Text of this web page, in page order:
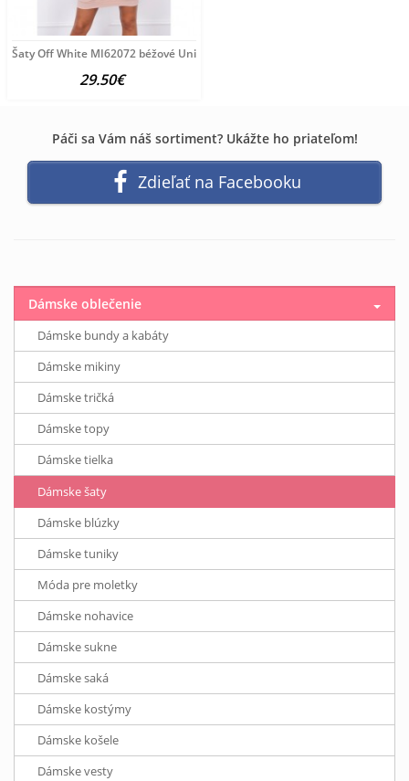
Šaty Off White MI62072 béžové Univerzálna Béžová
29.50€
Páči sa Vám náš sortiment? Ukážte ho priateľom!
Zdieľať na Facebooku
Dámske oblečenie
Dámske bundy a kabáty
Dámske mikiny
Dámske tričká
Dámske topy
Dámske tielka
Dámske šaty
Dámske blúzky
Dámske tuniky
Móda pre moletky
Dámske nohavice
Dámske sukne
Dámske saká
Dámske kostýmy
Dámske košele
Dámske vesty